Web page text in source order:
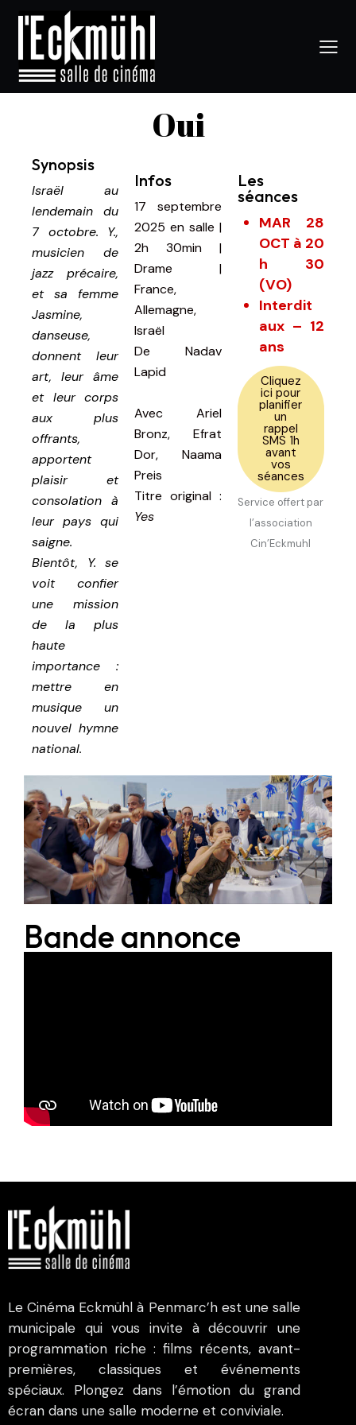
Oui
Synopsis
Israël au
lendemain du
7 octobre. Y.,
musicien de
jazz précaire,
et sa femme
Jasmine,
danseuse,
donnent leur
art, leur âme
et leur corps
aux plus
offrants,
apportent
plaisir et
consolation à
leur pays qui
saigne.
Bientôt, Y. se
voit confier
une mission
de la plus
haute
importance :
mettre en
musique un
nouvel hymne
national.
Infos
17 septembre
2025en salle |
2h 30min |
Drame |
France,
Allemagne,
Israël
De Nadav
Lapid
Avec Ariel
Bronz, Efrat
Dor, Naama
Preis
Titre original :
Yes
Les
séances
MAR 28
OCT à 20
h 30
(VO)
Interdit
aux – 12
ans
Cliquez
ici pour
planifier
un
rappel
SMS 1h
avant
vos
séances
Service offert par
l’association
Cin’Eckmuhl
Bande annonce
Le Cinéma Eckmühl à Penmarc’h est une salle
municipale qui vous invite à découvrir une
programmation riche : films récents, avant-
premières, classiques et événements
spéciaux. Plongez dans l’émotion du grand
écran dans une salle moderne et conviviale.